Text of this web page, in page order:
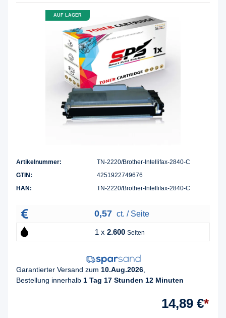
AUF LAGER
Artikelnummer:
TN-2220/Brother-Intellifax-2840-C
GTIN:
4251922749676
HAN:
TN-2220/Brother-Intellifax-2840-C
0,57 ct. / Seite
1 x 2.600 Seiten
Garantierter Versand zum 10.Aug.2026
Bestellung innerhalb 1 Tag 17 Stunden 12 Minuten
14,89 €*